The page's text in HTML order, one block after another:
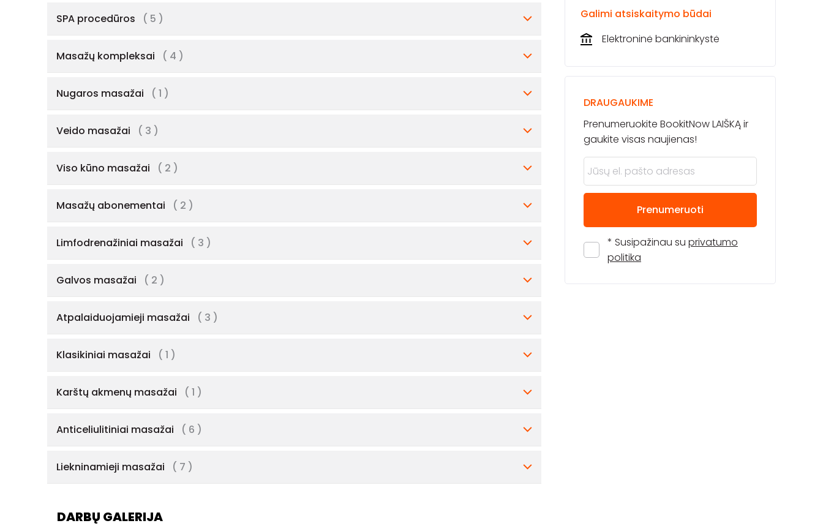
SPA procedūros ( 5 )
Masažų kompleksai ( 4 )
Nugaros masažai ( 1 )
Veido masažai ( 3 )
Viso kūno masažai ( 2 )
Masažų abonementai ( 2 )
Limfodrenažiniai masažai ( 3 )
Galvos masažai ( 2 )
Atpalaiduojamieji masažai ( 3 )
Klasikiniai masažai ( 1 )
Karštų akmenų masažai ( 1 )
Anticeliulitiniai masažai ( 6 )
Liekninamieji masažai ( 7 )
DARBŲ GALERIJA
Galimi atsiskaitymo būdai
Elektroninė bankininkystė
DRAUGAUKIME
Prenumeruokite BookitNow LAIŠKĄ ir
gaukite visas naujienas!
Prenumeruoti
* Susipažinau su privatumo
politika